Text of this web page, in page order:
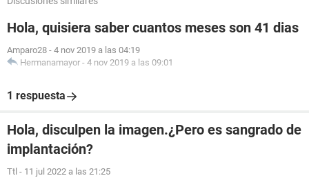
Hola, quisiera saber cuantos meses son 41 dias
Amparo28 - 4 nov 2019 a las 04:19
Hermanamayor - 4 nov 2019 a las 09:01
1 respuesta
Hola, disculpen la imagen.¿Pero es sangrado de
implantación?
Ttl - 11 jul 2022 a las 21:25